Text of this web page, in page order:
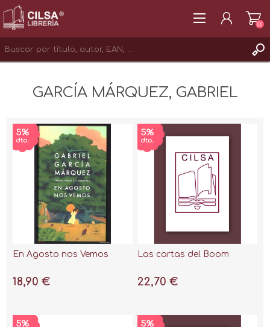
INICIAR SESIÓN
(0)
GARCÍA MÁRQUEZ, GABRIEL
En Agosto nos Vemos
18,90 €
Las cartas del Boom
22,70 €